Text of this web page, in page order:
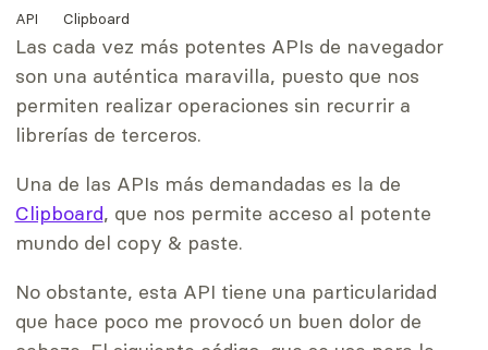
Temas
API Clipboard
Las cada vez más potentes APIs de navegador
son una auténtica maravilla, puesto que nos
permiten realizar operaciones sin recurrir a
librerías de terceros.
Una de las APIs más demandadas es la de
Clipboard, que nos permite acceso al potente
mundo del copy & paste.
No obstante, esta API tiene una particularidad
que hace poco me provocó un buen dolor de